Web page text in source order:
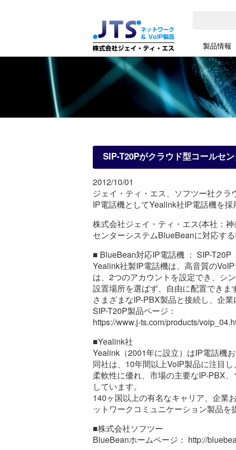
製品情報
SIP-T20Pがクラウド型コールセ
2012/10/01
ジェイ・ティ・エス、ソフツー社ク
IP電話機としてYealink社IP電話機を採
株式会社ジェイ・ティ・エス(本社：
センターシステムBlueBeanに対応す
■ BlueBean対応IP電話機 ： SIP-T20P
Yealink社製IP電話機は、高音質の
は、2つのアカウントを設定でき、シ
設置場所を選ばず、自由に配置できま
さまざまなIP-PBX製品と接続し、企
SIP-T20P製品ページ：
https://www.j-ts.com/products/
■Yealink社
Yealink（2001年に設立）はIP電話機
同社は、10年間以上VoIP製品に注目
柔軟性に優れ、市場の主要なIP-PBX
しています。
140ヶ国以上の有名なキャリア、企業
ットワークコミュニケーション製品を
■株式会社ソフツー
BlueBeanホームページ： http://